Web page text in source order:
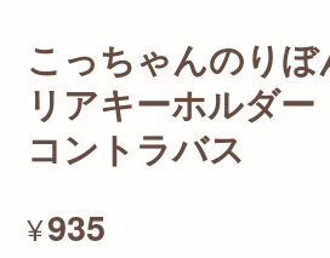
こっちゃんのり
リアキーホルダ
コントラバス
¥935